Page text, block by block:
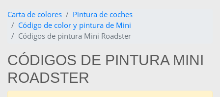
Carta de colores
Pintura de coches
Código de color y pintura de Mini
Códigos de pintura Mini Roadster
CÓDIGOS DE PINTURA MINI
ROADSTER